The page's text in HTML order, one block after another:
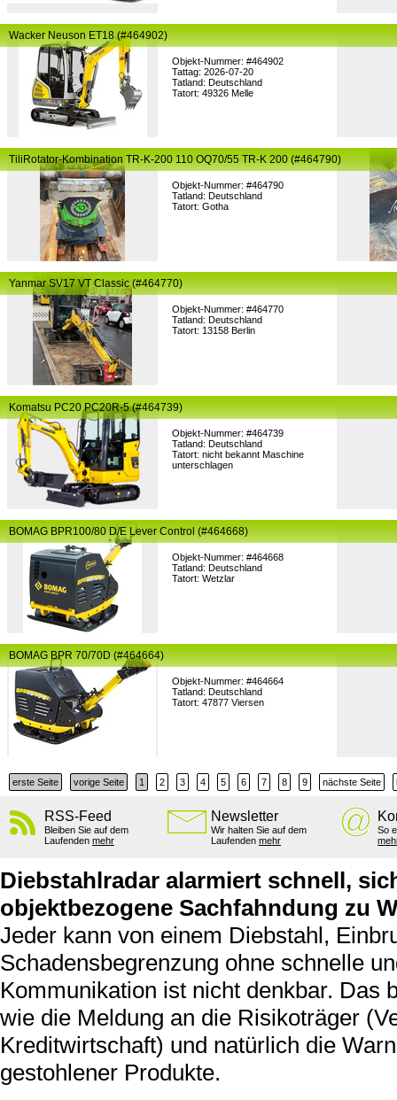
Objekt-Nummer: #464902
Tattag: 2026-07-20
Tatland: Deutschland
Tatort: 49326 Melle
Wacker Neuson ET18 (#464902)
Objekt-Nummer: #464790
Tatland: Deutschland
Tatort: Gotha
TiliRotator-Kombination TR-K-200 110 OQ70/55 TR-K 200 (#464790)
Objekt-Nummer: #464770
Tatland: Deutschland
Tatort: 13158 Berlin
Yanmar SV17 VT Classic (#464770)
Objekt-Nummer: #464739
Tatland: Deutschland
Tatort: nicht bekannt Maschine
unterschlagen
Komatsu PC20 PC20R-5 (#464739)
Objekt-Nummer: #464668
Tatland: Deutschland
Tatort: Wetzlar
BOMAG BPR100/80 D/E Lever Control (#464668)
Objekt-Nummer: #464664
Tatland: Deutschland
Tatort: 47877 Viersen
BOMAG BPR 70/70D (#464664)
erste Seite vorige Seite 1 2 3 4 5 6 7 8 9 nächste Seite
RSS-Feed
Bleiben Sie auf dem
Laufenden mehr
Newsletter
Wir halten Sie auf dem
Laufenden mehr
So
Diebstahlradar alarmiert schnell,
objektbezogene Sachfahndung zu
Jeder kann von einem Diebstahl,
Schadensbegrenzung ohne schnelle
Kommunikation ist nicht denkbar. Das
wie die Meldung an die Risikoträger
Kreditwirtschaft) und natürlich die
gestohlener Produkte.